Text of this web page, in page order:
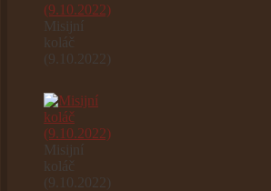
Misijní
koláč
(9.10.2022)
Misijní
koláč
(9.10.2022)